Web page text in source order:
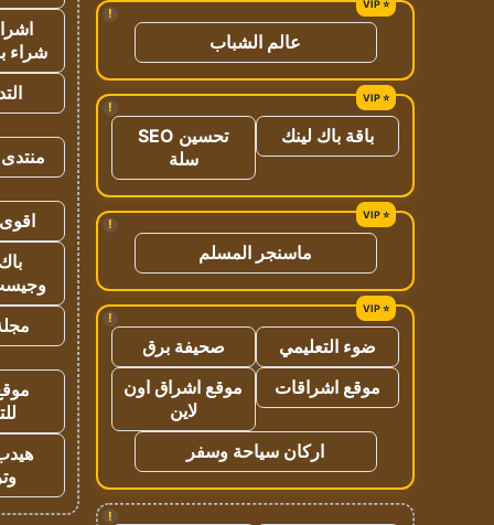
!
عالم الشباب
!
باقة باك لينك
تحسين SEO
سلة
!
ماسنجر المسلم
!
ضوء التعليمي
صحيفة برق
موقع اشراقات
موقع اشراق اون
لاين
اركان سياحة وسفر
!
شراء